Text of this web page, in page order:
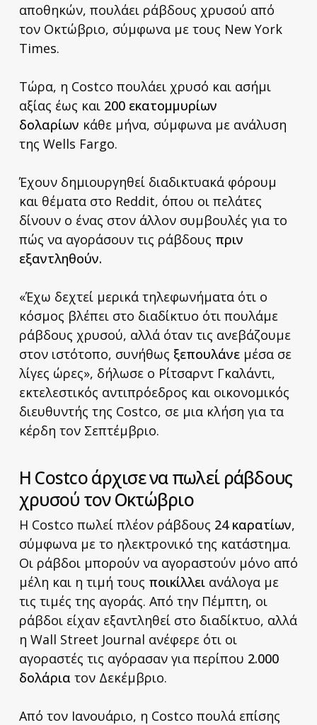
αποθηκών, πουλάει ράβδους χρυσού από
τον Οκτώβριο, σύμφωνα με τους New York
Times.
Τώρα, η Costco πουλάει χρυσό και ασήμι
αξίας έως και 200 εκατομμυρίων
δολαρίων κάθε μήνα, σύμφωνα με ανάλυση
της Wells Fargo.
Έχουν δημιουργηθεί διαδικτυακά φόρουμ
και θέματα στο Reddit, όπου οι πελάτες
δίνουν ο ένας στον άλλον συμβουλές για το
πώς να αγοράσουν τις ράβδους πριν
εξαντληθούν.
«Έχω δεχτεί μερικά τηλεφωνήματα ότι ο
κόσμος βλέπει στο διαδίκτυο ότι πουλάμε
ράβδους χρυσού, αλλά όταν τις ανεβάζουμε
στον ιστότοπο, συνήθως ξεπουλάνεμέσα σε
λίγες ώρες», δήλωσε ο Ρίτσαρντ Γκαλάντι,
εκτελεστικός αντιπρόεδρος και οικονομικός
διευθυντής της Costco, σε μια κλήση για τα
κέρδη τον Σεπτέμβριο.
Η Costco άρχισε να πωλεί ράβδους
χρυσού τον Οκτώβριο
Η Costco πωλεί πλέον ράβδους 24 καρατίων,
σύμφωνα με το ηλεκτρονικό της κατάστημα.
Οι ράβδοι μπορούν να αγοραστούν μόνο από
μέλη και η τιμή τους ποικίλλειανάλογα με
τις τιμές της αγοράς. Από την Πέμπτη, οι
ράβδοι είχαν εξαντληθεί στο διαδίκτυο, αλλά
η Wall Street Journal ανέφερε ότι οι
αγοραστές τις αγόρασαν για περίπου 2.000
δολάρια τον Δεκέμβριο.
Από τον Ιανουάριο, η Costco πουλά επίσης